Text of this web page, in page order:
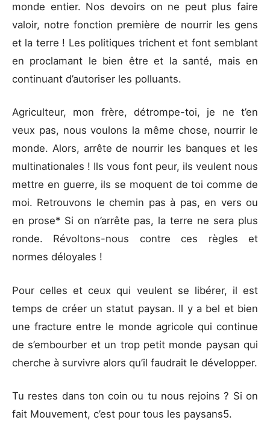
monde entier. Nos devoirs on ne peut plus faire
valoir, notre fonction première de nourrir les gens
et la terre ! Les politiques trichent et font semblant
en proclamant le bien être et la santé, mais en
continuant d’autoriser les polluants.
Agriculteur, mon frère, détrompe-toi, je ne t’en
veux pas, nous voulons la même chose, nourrir le
monde. Alors, arrête de nourrir les banques et les
multinationales ! Ils vous font peur, ils veulent nous
mettre en guerre, ils se moquent de toi comme de
moi. Retrouvons le chemin pas à pas, en vers ou
en prose* Si on n’arrête pas, la terre ne sera plus
ronde. Révoltons-nous contre ces règles et
normes déloyales !
Pour celles et ceux qui veulent se libérer, il est
temps de créer un statut paysan. Il y a bel et bien
une fracture entre le monde agricole qui continue
de s’embourber et un trop petit monde paysan qui
cherche à survivre alors qu’il faudrait le développer.
Tu restes dans ton coin ou tu nous rejoins ? Si on
fait Mouvement, c’est pour tous les paysans5.